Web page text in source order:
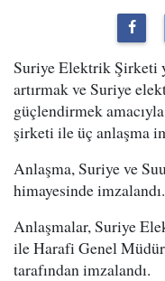
Suriye Elektrik Şirketi
artırmak ve Suriye
güçlendirmek
şirketi ile üç anlaşma
Anlaşma, Suriye ve
himayesinde imzalandı.
Anlaşmalar, Suriye
ile Harafi Genel
tarafından imzalandı.